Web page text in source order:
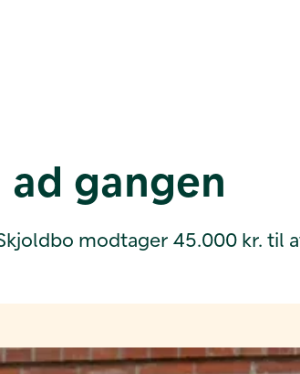
gangen
modtager 45.000 kr.